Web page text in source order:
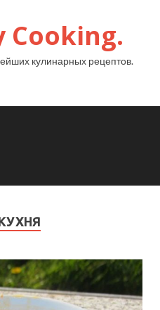
Cooking.
кулинарных рецептов.